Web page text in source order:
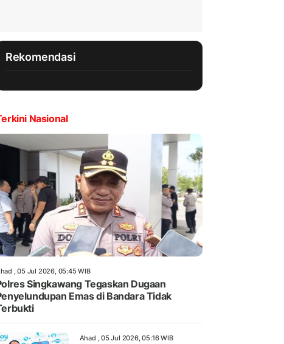
Rekomendasi
Nasional
, 05 Jul 2026, 05:45 WIB
Singkawang Tegaskan Dugaan
Emas di Bandara Tidak
Ahad , 05 Jul 2026, 05:16 WIB